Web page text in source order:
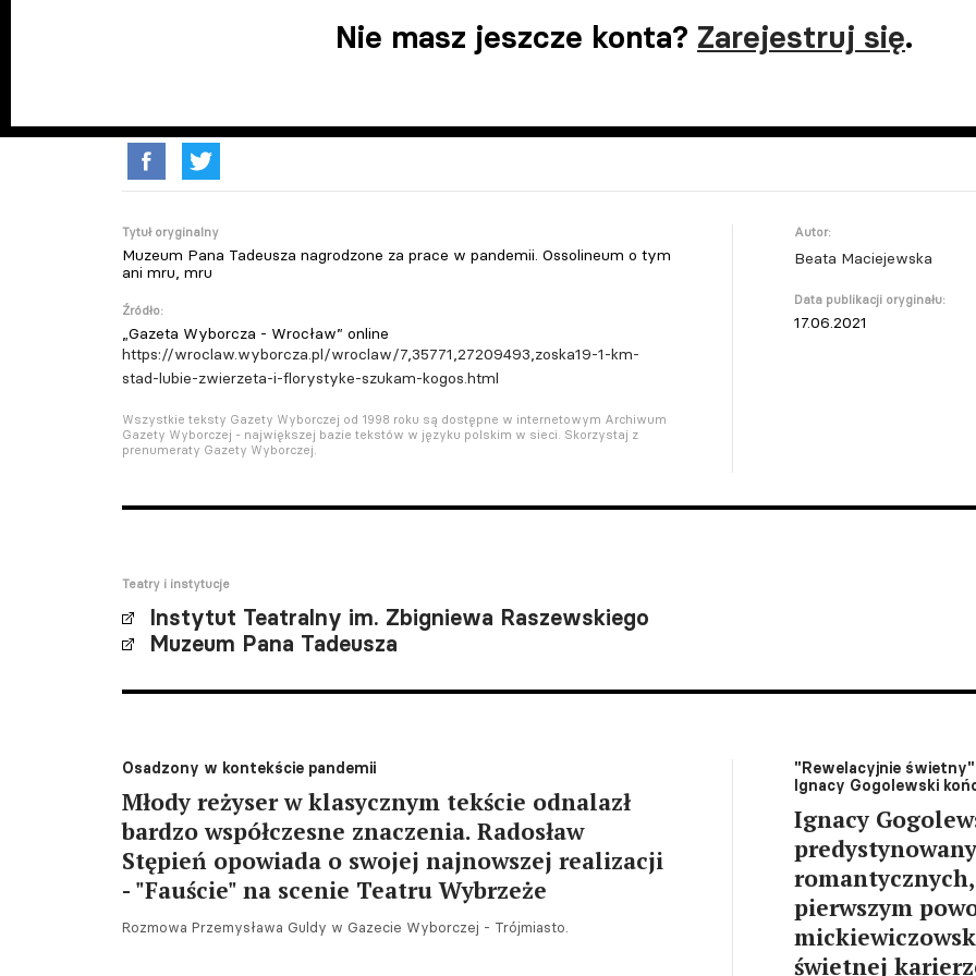
Nie masz jeszcze konta? Zarejestruj się.
Tytuł oryginalny
Muzeum Pana Tadeusza nagrodzone za prace w pandemii. Ossolineum o tym
ani mru, mru
Źródło:
„Gazeta Wyborcza - Wrocław” online
https://wroclaw.wyborcza.pl/wroclaw/7,35771,27209493,zoska19-1-km-
stad-lubie-zwierzeta-i-florystyke-szukam-kogos.html
Wszystkie teksty Gazety Wyborczej od 1998 roku są dostępne w internetowym Archiwum
Gazety Wyborczej - największej bazie tekstów w języku polskim w sieci. Skorzystaj z
prenumeraty Gazety Wyborczej.
Autor:
Beata Maciejewska
Data publikacji oryginału:
17.06.2021
Teatry i instytucje
Instytut Teatralny im. Zbigniewa Raszewskiego
Muzeum Pana Tadeusza
Osadzony w kontekście pandemii
Młody reżyser w klasycznym tekście odnalazł
bardzo współczesne znaczenia. Radosław
Stępień opowiada o swojej najnowszej realizacji
- "Fauście" na scenie Teatru Wybrzeże
Rozmowa Przemysława Guldy w Gazecie Wyborczej - Trójmiasto.
"Rewelacyjnie
Ignacy Gogolewski
Ignacy
pierwszym
świetnej